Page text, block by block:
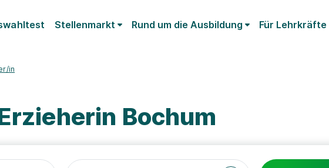
Stellenmarkt Rund um die Ausbildung Für Lehrkräfte
in
Bochum